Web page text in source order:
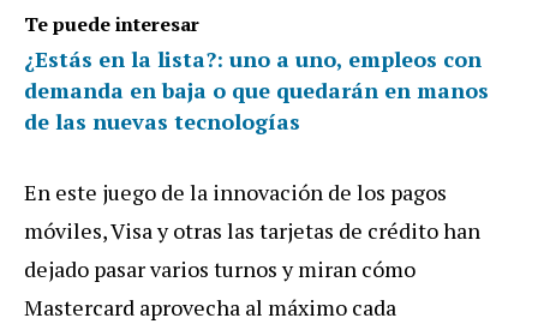
Te puede interesar
¿Estás en la lista?: uno a uno, empleos con
demanda en baja o que quedarán en manos
de las nuevas tecnologías
En este juego de la innovación de los pagos
móviles,Visay otras las tarjetas de créditohan
dejado pasarvarios turnos y miran cómo
Mastercard aprovecha al máximo cada